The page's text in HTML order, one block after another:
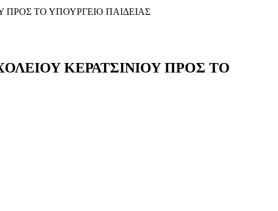
ΤΟ ΥΠΟΥΡΓΕΙΟ ΠΑΙΔΕΙΑΣ
ΚΕΡΑΤΣΙΝΙΟΥ ΠΡΟΣ ΤΟ